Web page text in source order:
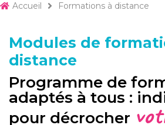
Accueil Formations à distance
Modules de
distance
Programme de
adaptés à tous :
pour décrocher